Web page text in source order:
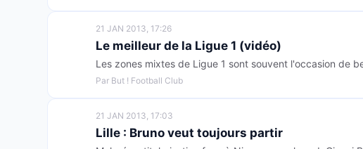
21 JAN 2013, 17:26
Le meilleur de la Ligue 1 (vidéo)
Les zones mixtes de Ligue 1 sont souvent l'occasion de
Par But ! Football Club
21 JAN 2013, 17:03
Lille : Bruno veut toujours partir